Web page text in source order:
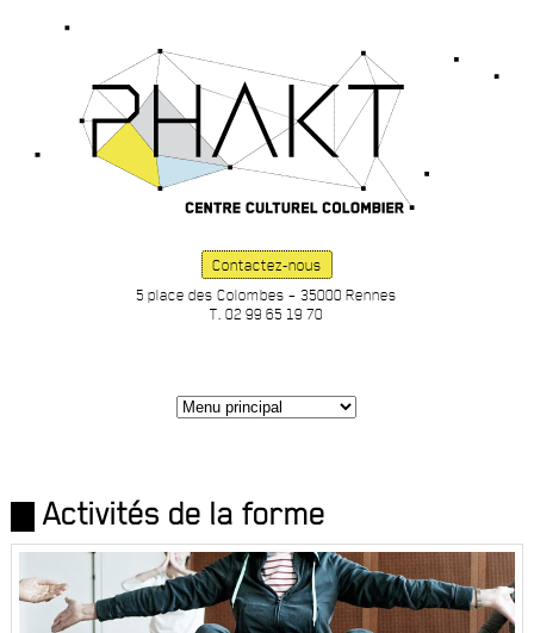
Contactez-nous
5 place des Colombes – 35000 Rennes
T. 02 99 65 19 70
Activités de la forme